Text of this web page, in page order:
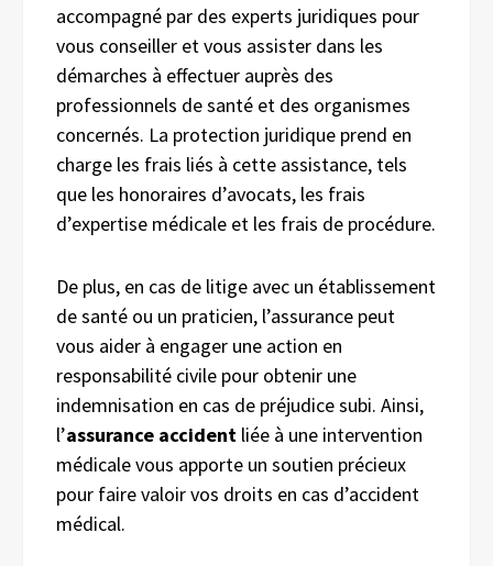
accompagné par des experts juridiques pour
vous conseiller et vous assister dans les
démarches à effectuer auprès des
professionnels de santé et des organismes
concernés. La protection juridique prend en
charge les frais liés à cette assistance, tels
que les honoraires d’avocats, les frais
d’expertise médicale et les frais de procédure.
De plus, en cas de litige avec un établissement
de santé ou un praticien, l’assurance peut
vous aider à engager une action en
responsabilité civile pour obtenir une
indemnisation en cas de préjudice subi. Ainsi,
l’assurance accident liée à une intervention
médicale vous apporte un soutien précieux
pour faire valoir vos droits en cas d’accident
médical.